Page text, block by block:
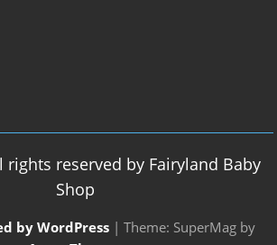
reserved by Fairyland Baby
Shop
by WordPress | Theme: SuperMag by